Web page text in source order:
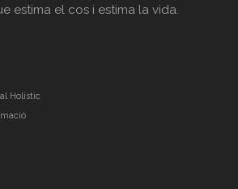
estima el cos i estima la vida.
Holístic